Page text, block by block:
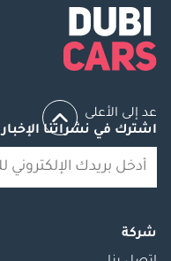
عد إلى الأعلى
اشترك في نشراتنا
شركة